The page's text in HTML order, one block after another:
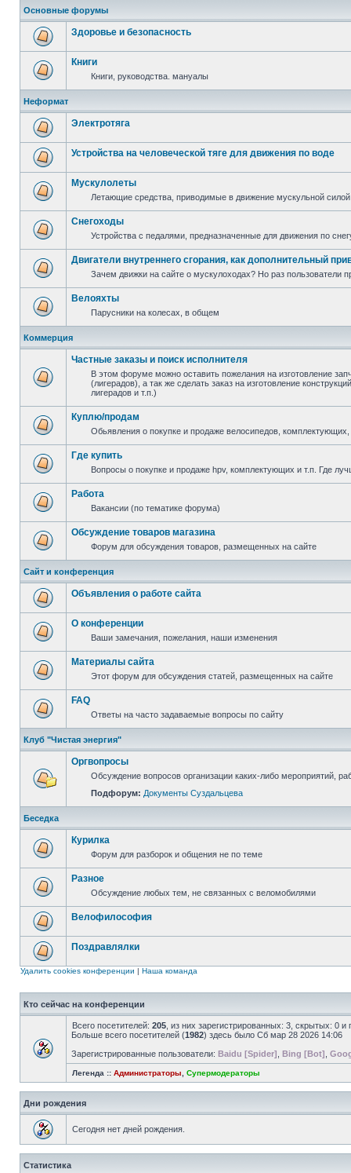
Основные форумы
Здоровье и безопасность
Книги
Книги, руководства. мануалы
Неформат
Электротяга
Устройства на человеческой тяге для движения по воде
Мускулолеты
Летающие средства, приводимые в движение мускульной силой
Снегоходы
Устройства с педалями, предназначенные для движения по
Двигатели внутреннего сгорания, как дополнительный
Зачем движки на сайте о мускулоходах? Но раз пользователи
Велояхты
Парусники на колесах, в общем
Коммерция
Частные заказы и поиск исполнителя
В этом форуме можно оставить пожелания на изготовление
(лигерадов), а так же сделать заказ на изготовление
лигерадов и т.п.)
Куплю/продам
Обьявления о покупке и продаже велосипедов,
Где купить
Вопросы о покупке и продаже hpv, комплектующих и т.п. Где
Работа
Вакансии (по тематике форума)
Обсуждение товаров магазина
Форум для обсуждения товаров, размещенных на сайте
Сайт и конференция
Объявления о работе сайта
О конференции
Ваши замечания, пожелания, наши изменения
Материалы сайта
Этот форум для обсуждения статей, размещенных на сайте
FAQ
Ответы на часто задаваемые вопросы по сайту
Клуб "Чистая энергия"
Оргвопросы
Обсуждение вопросов организации каких-либо мероприятий,
Подфорум: Документы Суздальцева
Беседка
Курилка
Форум для разборок и общения не по теме
Разное
Обсуждение любых тем, не связанных с веломобилями
Велофилософия
Поздравлялки
Удалить cookies конференции | Наша команда
Кто сейчас на конференции
Всего посетителей: 205 , из них зарегистрированных: 3, скрытых: 0
Больше всего посетителей (1982) здесь было Сб мар 28 2026 14:06
Зарегистрированные пользователи: Baidu [Spider] Bing [Bot]
Легенда :: Администраторы Супермодераторы
Дни рождения
Сегодня нет дней рождения.
Статистика